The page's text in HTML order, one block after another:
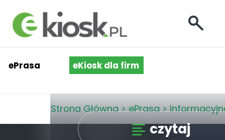
ePrasa eKiosk dla firm
Strona Główna > ePrasa >
czytaj